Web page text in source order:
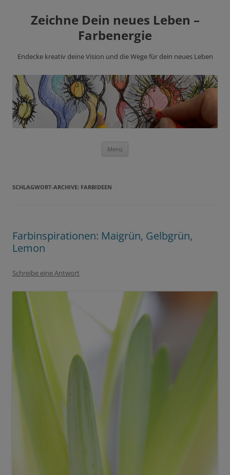
Zeichne Dein neues Leben –
Farbenergie
Endecke kreativ deine Vision und die Wege für dein neues Leben
Menü
SCHLAGWORT-ARCHIVE: FARBIDEEN
Farbinspirationen: Maigrün, Gelbgrün,
Lemon
Schreibe eine Antwort